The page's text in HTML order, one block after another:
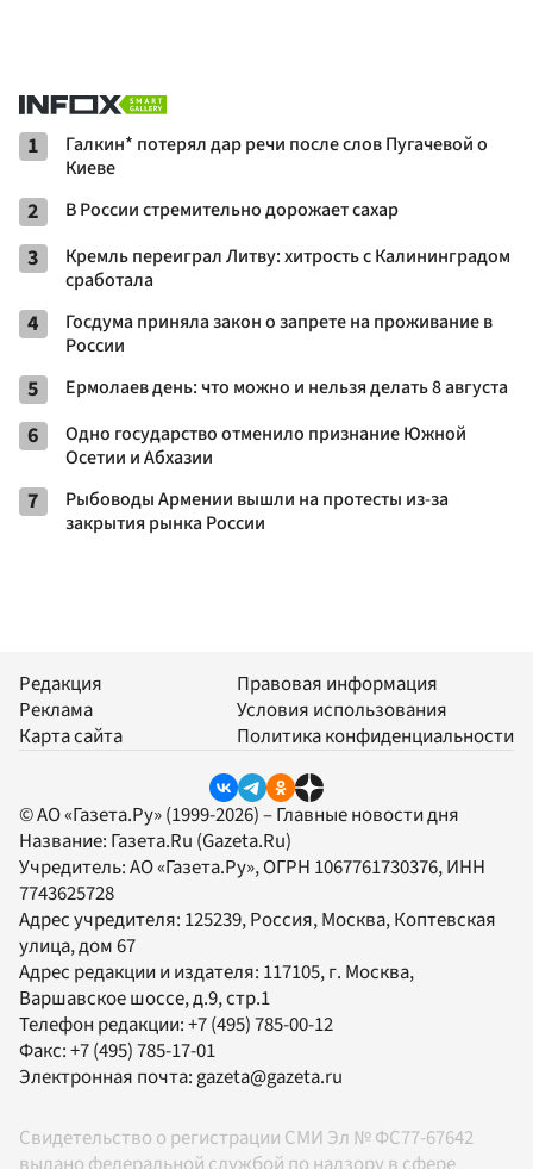
1
Галкин* потерял дар речи после слов Пугачевой о
Киеве
2 В России стремительно дорожает сахар
3
Кремль переиграл Литву: хитрость с Калининградом
сработала
4
Госдума приняла закон о запрете на проживание в
России
5 Ермолаев день: что можно и нельзя делать 8 августа
6
Одно государство отменило признание Южной
Осетии и Абхазии
7
Рыбоводы Армении вышли на протесты из-за
закрытия рынка России
Редакция
Реклама
Карта сайта
Правовая информация
Условия использования
Политика конфиденциальности
© АО «Газета.Ру» (1999-2026) – Главные новости дня
Название: Газета.Ru (Gazeta.Ru)
Учредитель:АО «Газета.Ру», ОГРН 1067761730376, ИНН
7743625728
Адрес учредителя: 125239, Россия, Москва, Коптевская
улица, дом 67
Адрес редакции и издателя: 117105, г. Москва,
Варшавское шоссе, д.9, стр.1
Телефон редакции:+7 (495) 785-00-12
Факс:+7 (495) 785-17-01
Электронная почта:gazeta@gazeta.ru
Свидетельство о регистрации СМИ Эл № ФС77-67642